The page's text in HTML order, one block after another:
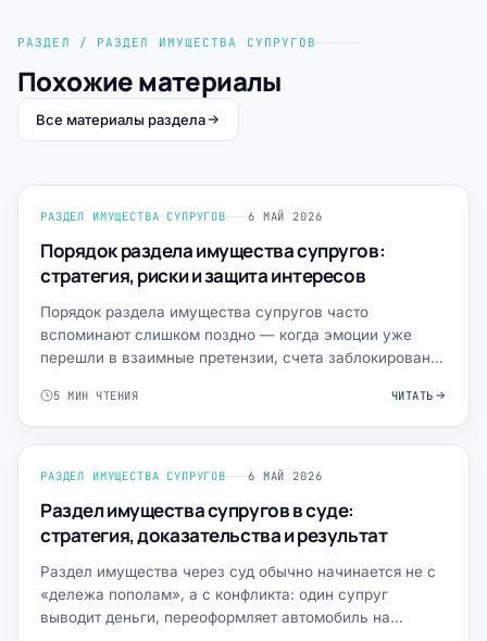
РАЗДЕЛ / РАЗДЕЛ ИМУЩЕСТВА СУПРУГОВ
Похожие материалы
Все материалы раздела
РАЗДЕЛ ИМУЩЕСТВА СУПРУГОВ 6 МАЙ 2026
Порядок раздела имущества супругов:
стратегия, риски и защита интересов
Порядок раздела имущества супругов часто
вспоминают слишком поздно — когда эмоции уже
перешли в взаимные претензии, счета заблокированы,
5 МИН ЧТЕНИЯ ЧИТАТЬ
РАЗДЕЛ ИМУЩЕСТВА СУПРУГОВ 6 МАЙ 2026
Раздел имущества супругов в суде:
стратегия, доказательства и результат
Раздел имущества через суд обычно начинается не с
«дележа пополам», а с конфликта: один супруг
выводит деньги, переоформляет автомобиль на